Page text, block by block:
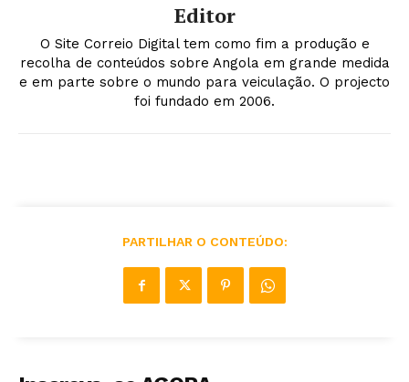
Editor
O Site Correio Digital tem como fim a produção e
recolha de conteúdos sobre Angola em grande medida
e em parte sobre o mundo para veiculação. O projecto
foi fundado em 2006.
PARTILHAR O CONTEÚDO: